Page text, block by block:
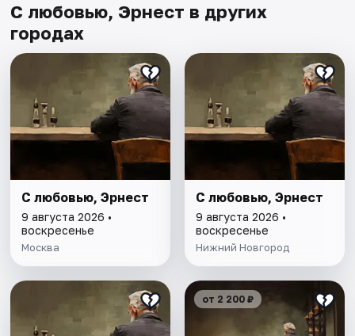
С любовью, Эрнест в других
городах
С любовью, Эрнест
9 августа 2026 •
воскресенье
Москва
С любовью, Эрнест
9 августа 2026 •
воскресенье
Нижний Новгород
от 2 200 ₽